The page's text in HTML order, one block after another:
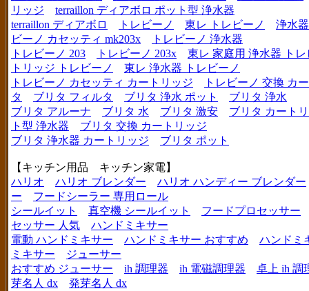
リッジ
terraillon ディアボロ ポット型 浄水器
terraillon ディアボロ
トレビーノ 東レ トレビーノ
浄水
ビーノ カセッティ mk203x
トレビーノ 浄水器
トレビーノ 203
トレビーノ 203x
東レ 家庭用 浄水器 トレ
トリッジ トレビーノ
東レ 浄水器 トレビーノ
トレビーノ カセッティ カートリッジ
トレビーノ 交換 カ
タ
ブリタ フィルタ ブリタ 浄水 ポット
ブリタ 浄水
ブリタ アルーナ
ブリタ 水 ブリタ 激安
ブリタ カート
ト型 浄水器
ブリタ 交換 カートリッジ
ブリタ 浄水器 カートリッジ
ブリタ ポット
【キッチン用品 キッチン家電】
ハリオ
ハリオ ブレンダー
ハリオ ハンディー ブレンダー
ー
フードシーラー 専用ロール
シールイット
真空機 シールイット
フードプロセッサー
セッサー 人気
ハンドミキサー
電動 ハンドミキサー
ハンドミキサー おすすめ
ハンドミ
ミキサー
ジューサー
おすすめ ジューサー
ih 調理器 ih 電磁調理器
卓上 ih 調
芽名人 dx
発芽名人 dx